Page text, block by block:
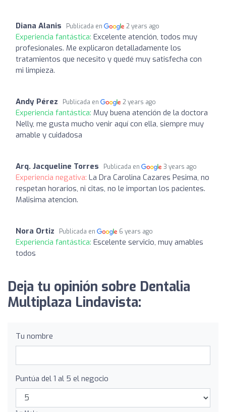
Diana Alanis Publicada en 2 years ago
Experiencia fantástica: Excelente atención, todos muy
profesionales. Me explicaron detalladamente los
tratamientos que necesito y quedé muy satisfecha con
mi limpieza.
Andy Pérez Publicada en 2 years ago
Experiencia fantástica: Muy buena atención de la doctora
Nelly, me gusta mucho venir aquí con ella, siempre muy
amable y cuidadosa
Arq. Jacqueline Torres Publicada en 3 years ago
Experiencia negativa: La Dra Carolina Cazares Pesima, no
respetan horarios, ni citas, no le importan los pacientes.
Malisima atencion.
Nora Ortiz Publicada en 6 years ago
Experiencia fantástica: Escelente servicio, muy amables
todos
Deja tu opinión sobre Dentalia
Multiplaza Lindavista:
Tu nombre
Puntúa del 1 al 5 el negocio